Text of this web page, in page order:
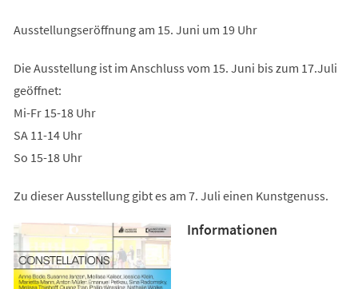
Ausstellungseröffnung am 15. Juni um 19 Uhr
Die Ausstellung ist im Anschluss vom 15. Juni bis zum 17.Juli
geöffnet:
Mi-Fr 15-18 Uhr
SA 11-14 Uhr
So 15-18 Uhr
Zu dieser Ausstellung gibt es am 7. Juli einen Kunstgenuss.
Informationen